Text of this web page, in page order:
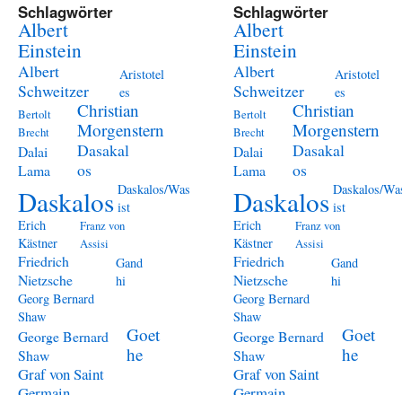
Schlagwörter
Albert
Einstein
Albert
Schweitzer
Aristotel
es
Bertolt
Brecht
Christian
Morgenstern
Dalai
Lama
Dasakal
os
Daskalos Daskalos/Was
ist
Erich
Kästner
Franz von
Assisi
Friedrich
Nietzsche
Gand
hi
Georg Bernard
Shaw
George Bernard
Shaw
Goet
he
Graf von Saint
Schlagwörter
Albert
Einstein
Albert
Schweitzer
Aristotel
es
Bertolt
Brecht
Christian
Morgenstern
Dalai
Lama
Dasakal
os
Daskalos Daskalos/
ist
Erich
Kästner
Franz von
Assisi
Friedrich
Nietzsche
Gand
hi
Georg Bernard
Shaw
George Bernard
Shaw
Goet
he
Graf von Saint